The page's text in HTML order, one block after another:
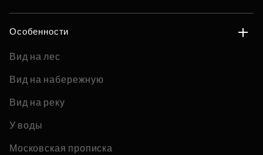
Особенности
Вид на лес
Вид на набережную
Вид на реку
У воды
Московская прописка